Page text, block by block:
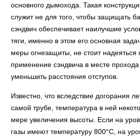
основного дымохода. Такая
служит не для того, чтобы защищать
сэндвич обеспечивает наилучшие
тяги, именно в этом его основная
меры огнезащиты, не стоит надеяться
применение сэндвича в месте
уменьшить расстояния отступов.
Известно, что вследствие догорания
самой трубе, температура в ней
мере увеличения высоты. Если на
газы имеют температуру 800°С, на